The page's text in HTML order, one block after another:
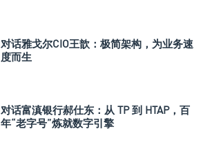
对话雅戈尔CIO王歆：极简架构，为业务速
度而生
对话富滇银行郝仕东：从 TP 到 HTAP，百
年“老字号”炼就数字引擎